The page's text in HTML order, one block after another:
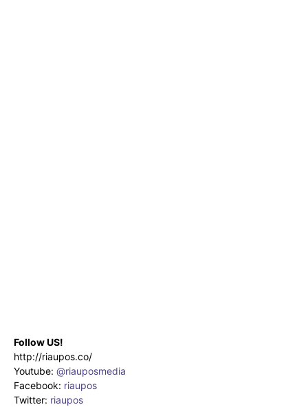
Follow US!
http://riaupos.co/
Youtube: @riauposmedia
Facebook: riaupos
Twitter: riaupos